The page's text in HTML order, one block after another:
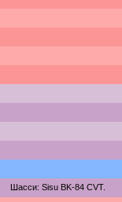
Шасси: Sisu BK-84 CVT.